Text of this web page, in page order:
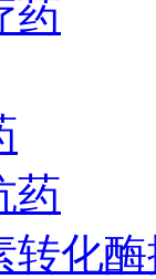
药
药
转化